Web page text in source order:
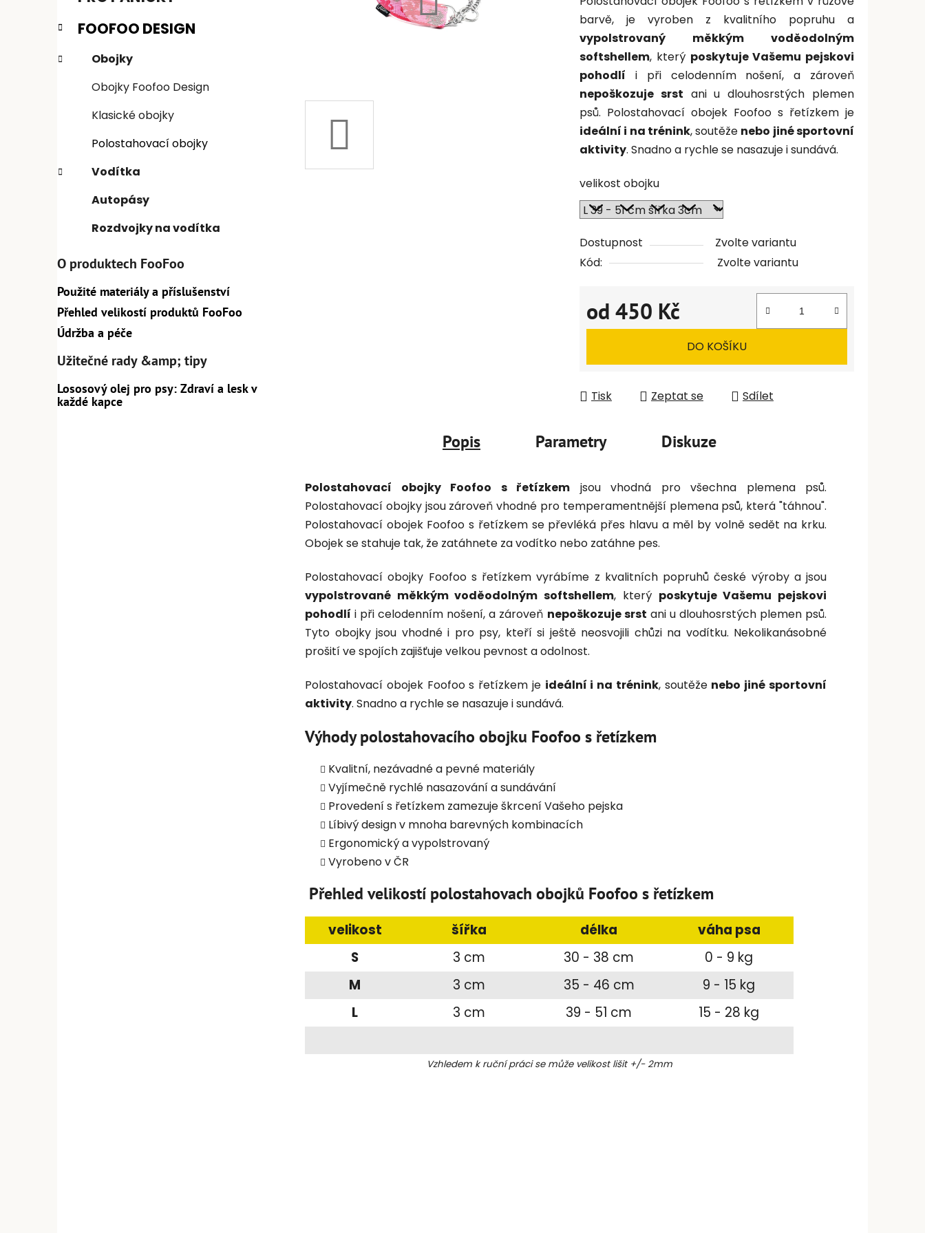
n
í
p
FOOFOO DESIGN
Obojky
Obojky Foofoo Design
Klasické obojky
Polostahovací obojky
Vodítka
Autopásy
Rozdvojky na vodítka
O produktech FooFoo
Použité materiály a příslušenství
Přehled velikostí produktů FooFoo
Údržba a péče
Užitečné rady &amp; tipy
Lososový olej pro psy: Zdraví a lesk v
každé kapce
barvě, je vyroben z kvalitního popruhu a
vypolstrovaný měkkým voděodolným
softshellem, který poskytuje Vašemu pejskovi
pohodlí i při celodenním nošení, a zároveň
nepoškozuje srst ani u dlouhosrstých plemen
psů. Polostahovací obojek Foofoo s řetízkem je
ideální i na trénink, soutěže nebo jiné sportovní
aktivity. Snadno a rychle se nasazuje i sundává.
velikost obojku
Dostupnost
Zvolte variantu
Kód:
Zvolte variantu
od 450 Kč
Měrná cena:
DO KOŠÍKU
Tisk Zeptat se Sdílet
Popis Parametry Diskuze
Polostahovací obojky Foofoo s řetízkem jsou vhodná pro všechna plemena psů.
Polostahovací obojky jsou zároveň vhodné pro temperamentnější plemena psů, která "táhnou".
Polostahovací obojek Foofoo s řetízkem se převléká přes hlavu a měl by volně sedět na krku.
Obojek se stahuje tak, že zatáhnete za vodítko nebo zatáhne pes.
Polostahovací obojky Foofoo s řetízkem vyrábíme z kvalitních popruhů české výroby a jsou
vypolstrované měkkým voděodolným softshellem, který poskytuje Vašemu pejskovi
pohodlí i při celodenním nošení, a zároveň nepoškozuje srst ani u dlouhosrstých plemen psů.
Tyto obojky jsou vhodné i pro psy, kteří si ještě neosvojili chůzi na vodítku. Nekolikanásobné
prošití ve spojích zajišťuje velkou pevnost a odolnost.
Polostahovací obojek Foofoo s řetízkem je ideální i na trénink, soutěže nebo jiné sportovní
aktivity. Snadno a rychle se nasazuje i sundává.
Výhody polostahovacího obojku Foofoo s řetízkem
Kvalitní, nezávadné a pevné materiály
Vyjímečně rychlé nasazování a sundávání
Provedení s řetízkem zamezuje škrcení Vašeho pejska
Líbivý design v mnoha barevných kombinacích
Ergonomický a vypolstrovaný
Vyrobeno v ČR
Přehled velikostí polostahovach obojků Foofoo s řetízkem
velikost šířka délka
váha psa
S
3 cm 30 - 38 cm
0 - 9 kg
M
3 cm 35 - 46 cm
9 - 15 kg
L
3 cm 39 - 51 cm 15 - 28 kg
Vzhledem k ruční práci se může velikost lišit +/- 2mm